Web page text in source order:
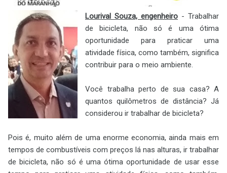
Lourival Souza, engenheiro - Trabalhar
de bicicleta, não só é uma ótima
oportunidade para praticar uma
atividade física, como também, significa
contribuir para o meio ambiente.
Você trabalha perto de sua casa? A
quantos quilômetros de distância? Já
considerou ir trabalhar de bicicleta?
Pois é, muito além de uma enorme economia, ainda mais em
tempos de combustíveis com preços lá nas alturas, ir trabalhar
de bicicleta, não só é uma ótima oportunidade de usar esse